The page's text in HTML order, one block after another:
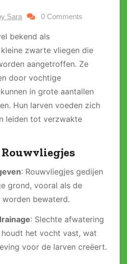
Sara 0 Comments
bekend als
zwarte vliegen die
aangetroffen. Ze
door vochtige
in grote aantallen
Hun larven voeden zich
leiden tot verzwakte
: Rouwvliegjes gedijen
grond, vooral als de
bewaterd.
: Slechte afwatering
het vocht vast, wat
voor de larven creëert.